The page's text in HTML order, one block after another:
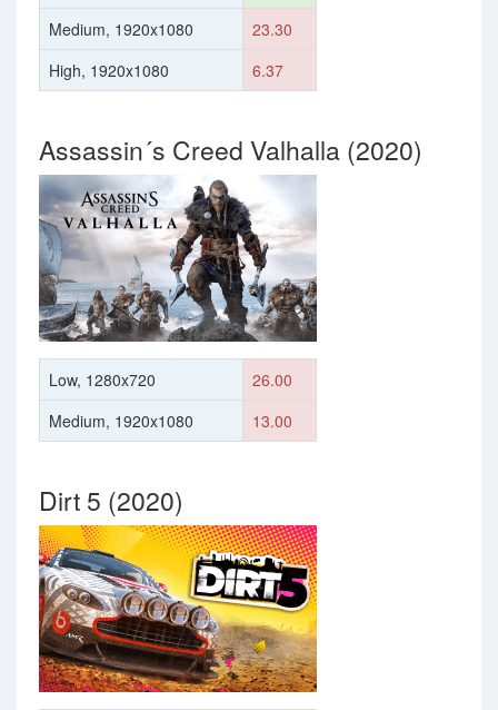
Medium, 1920x1080
23.30
High, 1920x1080
6.37
Assassin´s Creed Valhalla (2020)
Low, 1280x720
26.00
Medium, 1920x1080
13.00
Dirt 5 (2020)